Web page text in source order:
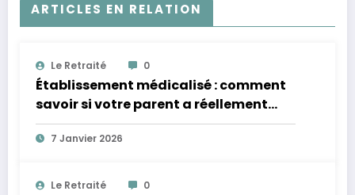
ARTICLES EN RELATION
Le Retraité 0
Établissement médicalisé : comment
savoir si votre parent a réellement
besoin d’un niveau de soins renforcé ?
7 Janvier 2026
Le Retraité 0